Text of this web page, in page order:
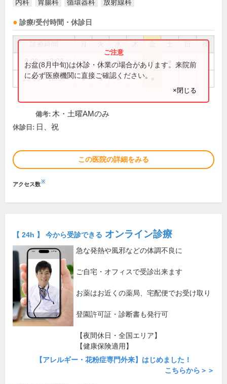
内科 胃腸科 循環器科 放射線科
診療/受付時間・休診日
祝
9:00～13:00 ● ● ● ● ●
15:00～18:00 ● ● ●
お盆(8月中旬)は休診・休業の場合があります。来院前
に必ず医療機関に直接ご確認ください。
×閉じる
備考: 木・土曜AMのみ
休診日: 日、祝
この医院の詳細をみる
アクセス数※
【 24h 】 今から受診できる オンライン診療
急な発熱や風邪などの体調不良に
ご自宅・オフィスで受診出来ます
お薬はお近くの薬局、宅配便でお受け取り
登園許可証・診断書も発行可
【夜間休日・全国エリア】
【健康保険適用】
【アレルギー・花粉症専門外来】はじめました！
こちらから＞＞